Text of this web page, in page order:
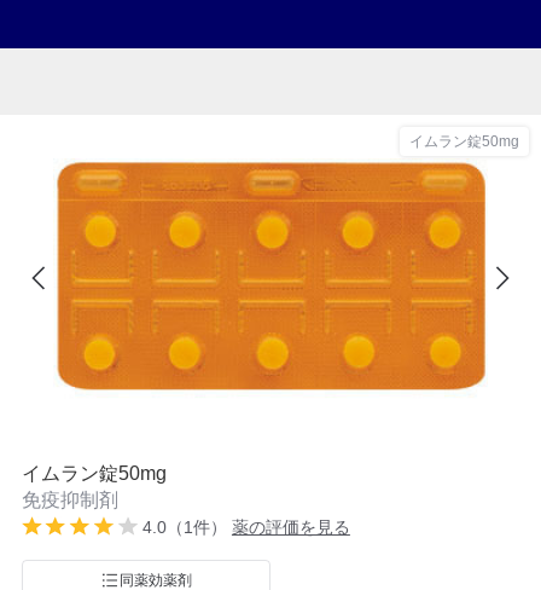
イムラン錠50mg
イムラン錠50mg
免疫抑制剤
4.0（1件） 薬の評価を見る
同薬効薬剤